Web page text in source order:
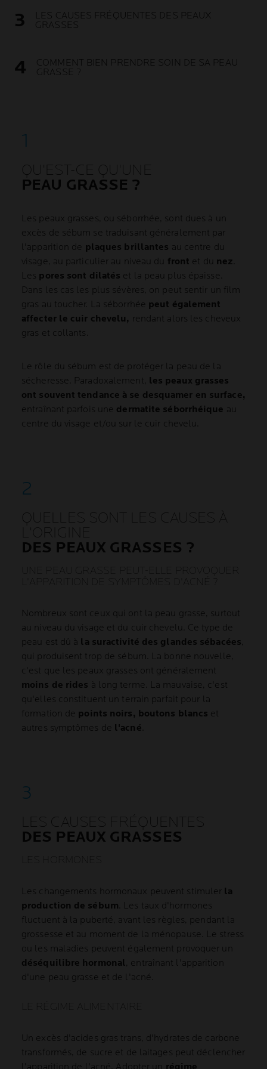
LES CAUSES FRÉQUENTES DES PEAUX
GRASSES
COMMENT BIEN PRENDRE SOIN DE SA PEAU
GRASSE ?
QU'EST-CE QU'UNE
PEAU GRASSE ?
Les peaux grasses, ou séborrhée, sont dues à un
excès de sébum se traduisant généralement par
l'apparition de plaques brillantes au centre du
visage, au particulier au niveau du front et du nez
Les pores sont dilatés et la peau plus épaisse.
Dans les cas les plus sévères, on peut sentir un film
gras au toucher. La séborrhée peut également
affecter le cuir chevelu,
rendant alors les cheveux
gras et collants.
Le rôle du sébum est de protéger la peau de la
sécheresse. Paradoxalement, les peaux grasses
ont souvent tendance à se desquamer en surface,
entraînant parfois une dermatite séborrhéique au
centre du visage et/ou sur le cuir chevelu.
QUELLES SONT LES CAUSES À
L'ORIGINE
DES PEAUX GRASSES ?
Nombreux sont ceux qui ont la peau grasse, surtout
au niveau du visage et du cuir chevelu. Ce type de
peau est dû à la suractivité des glandes sébacées
qui produisent trop de sébum. La bonne nouvelle,
c'est que les peaux grasses ont généralement
moins de rides à long terme. La mauvaise, c'est
qu'elles constituent un terrain parfait pour la
formation de points noirs, boutons blancs et
autres symptômes de l'acné
LES CAUSES FRÉQUENTES
DES PEAUX GRASSES
Les changements hormonaux peuvent stimuler la
production de sébum . Les taux d'hormones
fluctuent à la puberté, avant les règles, pendant la
grossesse et au moment de la ménopause. Le stress
ou les maladies peuvent également provoquer un
déséquilibre hormonal , entraînant l'apparition
d'une peau grasse et de l'acné.
Un excès d'acides gras trans, d'hydrates de carbone
transformés, de sucre et de laitages peut déclencher